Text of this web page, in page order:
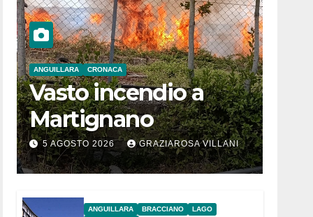
ANGUILLARA CRONACA
Vasto incendio a
Martignano
5 AGOSTO 2026 GRAZIAROSA VILLANI
ANGUILLARA BRACCIANO
LAGO